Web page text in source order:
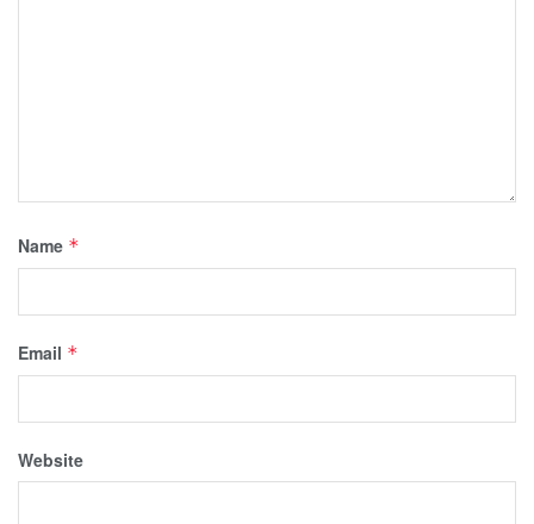
Name *
Email *
Website